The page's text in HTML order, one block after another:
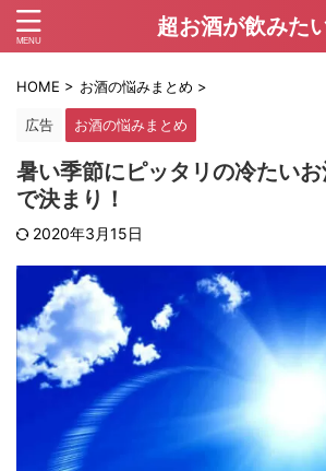
超お酒が飲みた
HOME > お酒の悩みまとめ >
広告 お酒の悩みまとめ
暑い季節にピッタリの冷たい
で決まり！
2020年3月15日